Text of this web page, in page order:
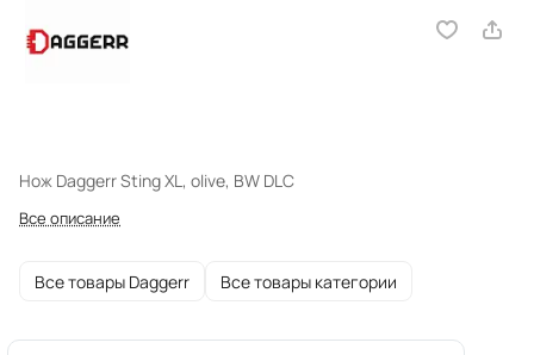
Нож Daggerr Sting XL, olive, BW DLC
Все описание
Все товары Daggerr Все товары категории